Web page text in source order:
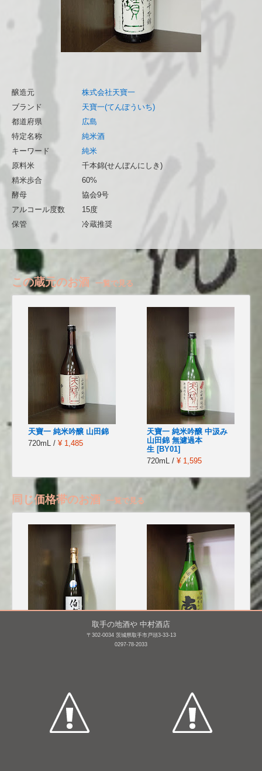
醸造元
株式会社天寶一
ブランド
天寶一(てんぽういち)
都道府県
広島
特定名称
純米酒
キーワード
純米
原料米
千本錦(せんぼんにしき)
精米歩合
60%
酵母
協会9号
アルコール度数
15度
保管
冷蔵推奨
この蔵元のお酒 一覧で見る
天寶一 純米吟醸 山田錦
720mL / ¥ 1,485
天寶一 純米吟醸 中汲み
山田錦 無濾過本
生 [BY01]
720mL / ¥ 1,595
同じ価格帯のお酒 一覧で見る
南 純米 中取り 無濾過
取手の地酒や 中村酒店
〒302-0034 茨城県取手市戸頭3-33-13
0297-78-2033